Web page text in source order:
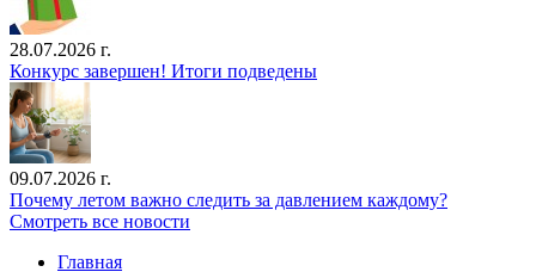
28.07.2026 г.
Конкурс завершен! Итоги подведены
09.07.2026 г.
Почему летом важно следить за давлением каждому?
Смотреть все новости
Главная